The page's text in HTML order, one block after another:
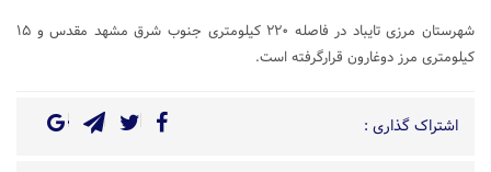
شهرستان مرزی تایباد در فاصله ۲۲۰ کیلومتری جنوب شرق مشهد مقدس و ۱۵
کیلومتری مرز دوغارون قرارگرفته است.
اشتراک گذاری :